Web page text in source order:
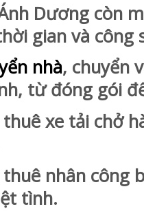
Dương còn
gian và công
nhà, chuyển
từ đóng gói
xe tải chở
nhân công
tình.